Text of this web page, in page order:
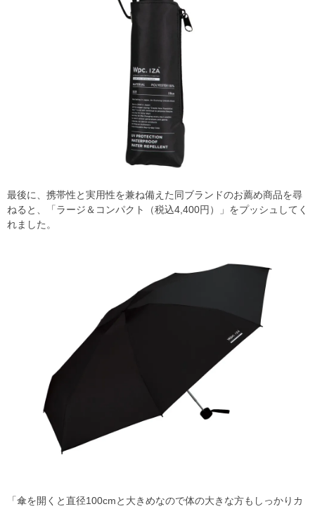
最後に、携帯性と実用性を兼ね備えた同ブランドのお薦め商品を尋
ねると、「ラージ＆コンパクト（税込4,400円）」をプッシュしてく
れました。
「傘を開くと直径100cmと大きめなので体の大きな方もしっかりカ